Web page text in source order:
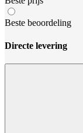
Beste beoordeling
Directe levering